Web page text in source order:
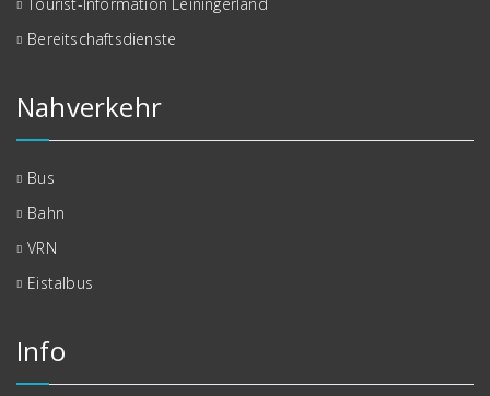
Bereitschaftsdienste
Nahverkehr
Bus
Bahn
VRN
Eistalbus
Info